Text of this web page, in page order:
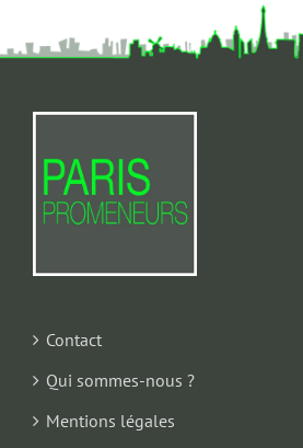
Contact
Qui sommes-nous ?
Mentions légales